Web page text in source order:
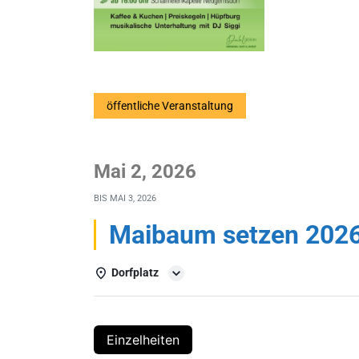
öffentliche Veranstaltung
Mai 2, 2026
BIS MAI 3, 2026
Maibaum setzen
Dorfplatz
Einzelheiten